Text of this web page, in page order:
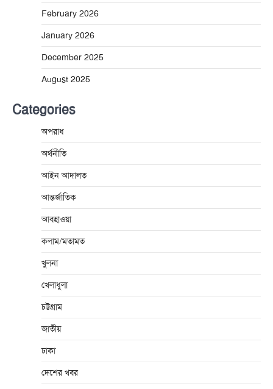
February 2026
January 2026
December 2025
August 2025
Categories
অপরাধ
অর্থনীতি
আইন আদালত
আন্তর্জাতিক
আবহাওয়া
কলাম/মতামত
খুলনা
খেলাধুলা
চট্টগ্রাম
জাতীয়
ঢাকা
দেশের খবর